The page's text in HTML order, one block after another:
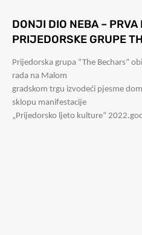
DONJI DIO NEBA –
PRIJEDORSKE GRUPE
Prijedorska grupa “The Bechars”
rada na Malom
gradskom trgu izvodeći pjesme
sklopu manifestacije
„Prijedorsko ljeto kulture“